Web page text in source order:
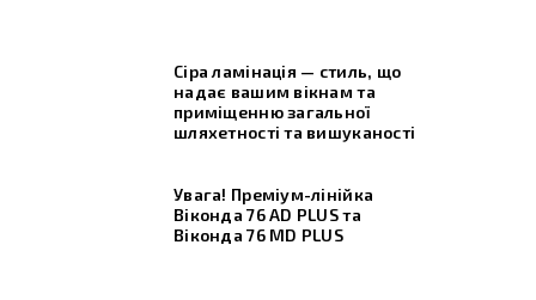
Сіра ламінація — стиль, що
надає вашим вікнам та
приміщенню загальної
шляхетності та вишуканості
Увага! Преміум-лінійка
Віконда 76 AD PLUS та
Віконда 76 МD PLUS